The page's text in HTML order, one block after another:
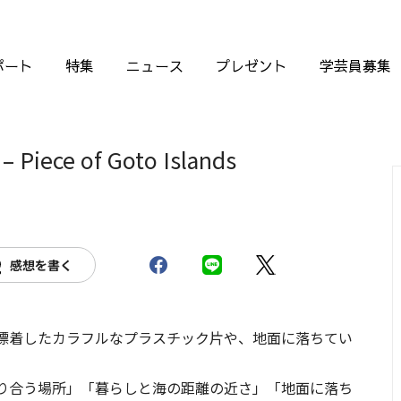
ト 特集 ニュース プレゼント 学芸員募集
Piece of Goto Islands
感想を書く
したカラフルなプラスチック片や、地面に落ちてい
う場所」「暮らしと海の距離の近さ」「地面に落ち